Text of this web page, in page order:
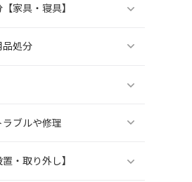
家具・寝具】
処分
ブルや修理
置・取り外し】